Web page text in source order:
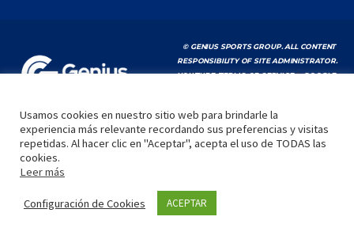
© GENIUS SPORTS GROUP. ALL CONTENT
RESPONSIBILITY OF SITE ADMINISTRATOR.
YOUTUBE TERMS OF SERVICE|GOOGLE
INICIO LA LIGA VIDEOS MEDIA CONTACTO
Usamos cookies en nuestro sitio web para brindarle la
experiencia más relevante recordando sus preferencias y visitas
repetidas. Al hacer clic en "Aceptar", acepta el uso de TODAS las
cookies.
Leer más
Configuración de Cookies ACEPTAR